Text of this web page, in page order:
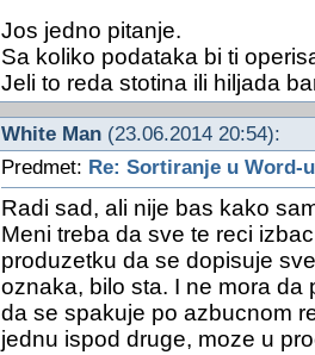
Jos jedno pitanje.
Sa koliko podataka bi ti
Jeli to reda stotina ili hiljada
White Man(23.06.2014 20:54):
Predmet: Re: Sortiranje u Word-u
Radi sad, ali nije bas kako
Meni treba da sve te reci
produzetku da se dopisuje
oznaka, bilo sta. I ne mora da
da se spakuje po azbucnom
jednu ispod druge, moze u